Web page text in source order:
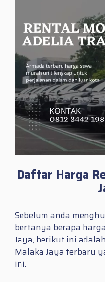
Daftar Harga
Sebelum anda
bertanya berapa
Jaya, berikut ini
Malaka Jaya terbaru
ini.